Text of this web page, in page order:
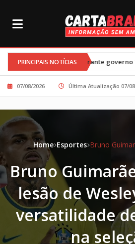
PRINCIPAIS NOTÍCIAS
durante governo Trump afetam 77 mil
07/08/2026 Última Atualização 07/
Home Esportes
Bruno
lesão de
versatilidade
na